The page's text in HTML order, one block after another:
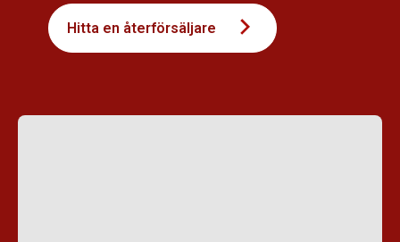
Hitta en återförsäljare